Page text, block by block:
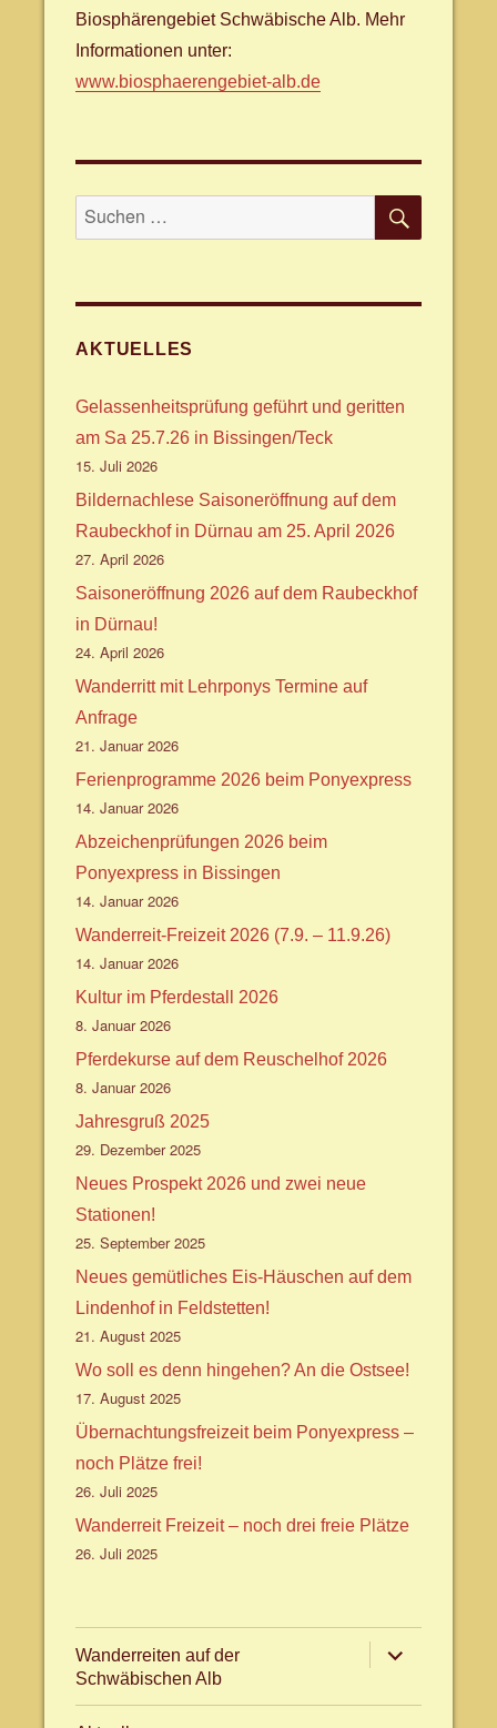
Biosphärengebiet Schwäbische Alb. Mehr
Informationen unter:
www.biosphaerengebiet-alb.de
Suche
nach:
AKTUELLES
Gelassenheitsprüfung geführt und geritten
am Sa 25.7.26 in Bissingen/Teck
15. Juli 2026
Bildernachlese Saisoneröffnung auf dem
Raubeckhof in Dürnau am 25. April 2026
27. April 2026
Saisoneröffnung 2026 auf dem Raubeckhof
in Dürnau!
24. April 2026
Wanderritt mit Lehrponys Termine auf
Anfrage
21. Januar 2026
Ferienprogramme 2026 beim Ponyexpress
14. Januar 2026
Abzeichenprüfungen 2026 beim
Ponyexpress in Bissingen
14. Januar 2026
Wanderreit-Freizeit 2026 (7.9. – 11.9.26)
14. Januar 2026
Kultur im Pferdestall 2026
8. Januar 2026
Pferdekurse auf dem Reuschelhof 2026
8. Januar 2026
Jahresgruß 2025
29. Dezember 2025
Neues Prospekt 2026 und zwei neue
Stationen!
25. September 2025
Neues gemütliches Eis-Häuschen auf dem
Lindenhof in Feldstetten!
21. August 2025
Wo soll es denn hingehen? An die Ostsee!
17. August 2025
Übernachtungsfreizeit beim Ponyexpress –
noch Plätze frei!
26. Juli 2025
Wanderreit Freizeit – noch drei freie Plätze
26. Juli 2025
Wanderreiten auf der
Schwäbischen Alb
Untermenü
anzeigen